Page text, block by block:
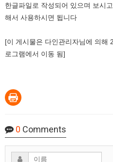
한글파일로 작성되어 있으며 보시
해서 사용하시면 됩니다
[이 게시물은 다인관리자님에 의해
로그램에서 이동 됨]
0 Comments